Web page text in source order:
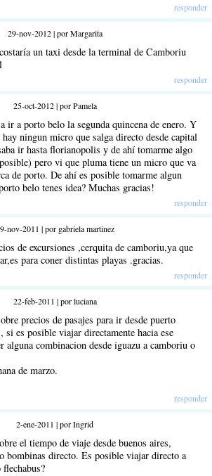
responder
29-nov-2012 | por Margarita
un taxi desde la terminal de Camboriu
responder
25-oct-2012 | por Pamela
ir a porto belo la segunda quincena de enero. Y
ningun micro que salga directo desde capital
ir hasta florianopolis y de ahí tomarme algo
pero vi que pluma tiene un micro que va
de porto. De ahí es posible tomarme algun
belo tenes idea? Muchas gracias!
responder
nov-2011 | por gabriela martinez
de excursiones ,cerquita de camboriu,ya que
para coner distintas playas .gracias.
responder
22-feb-2011 | por luciana
precios de pasajes para ir desde puerto
si es posible viajar directamente hacia ese
alguna combinacion desde iguazu a camboriu o
de marzo.
responder
2-ene-2011 | por Ingrid
el tiempo de viaje desde buenos aires,
bombinas directo. Es posible viajar directo a